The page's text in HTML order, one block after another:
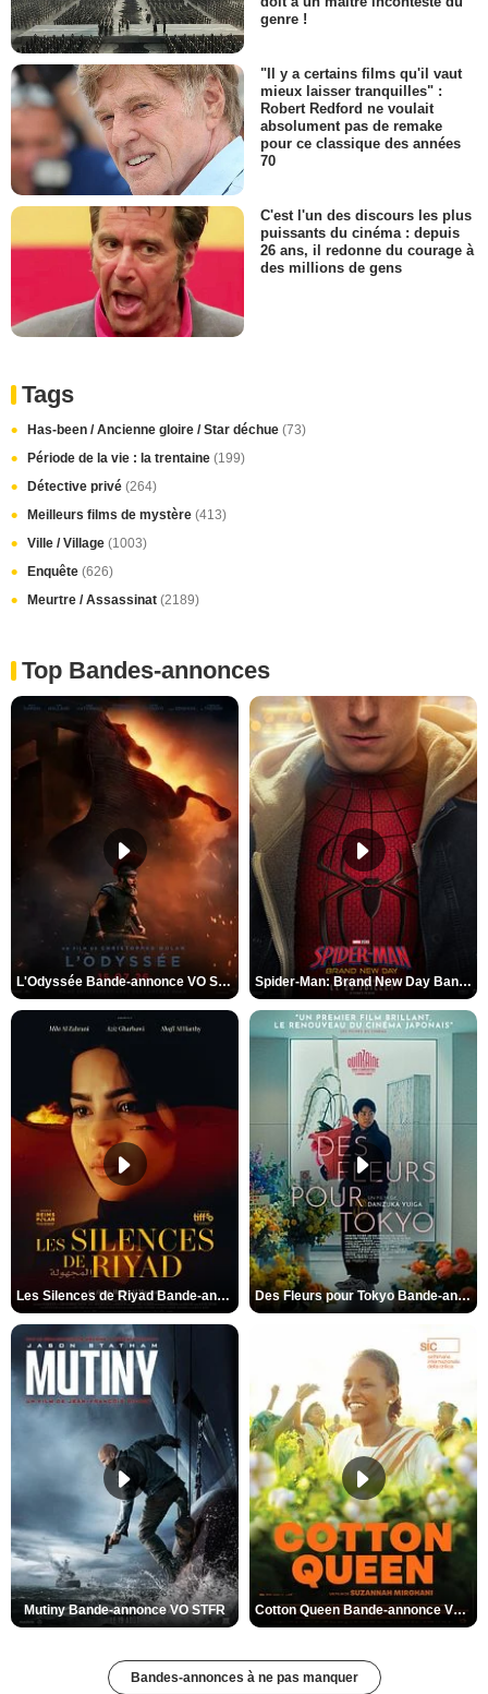
genre !
"Il y a certains films qu'il vaut
mieux laisser tranquilles" :
Robert Redford ne voulait
absolument pas de remake
pour ce classique des années
70
C'est l'un des discours les plus
puissants du cinéma : depuis
26 ans, il redonne du courage à
des millions de gens
Tags
Has-been / Ancienne gloire / Star déchue (73)
Période de la vie : la trentaine (199)
Détective privé (264)
Meilleurs films de mystère (413)
Ville / Village (1003)
Enquête (626)
Meurtre / Assassinat (2189)
Top Bandes-annonces
L'Odyssée Bande-annonce VO STFR Spider-Man: Brand New Day Bande-annonce VO STFR
Les Silences de Riyad Bande-annonce VO STFR Des Fleurs pour Tokyo Bande-annonce VO STFR
Mutiny Bande-annonce VO STFR Cotton Queen Bande-annonce VO STFR
Bandes-annonces à ne pas manquer